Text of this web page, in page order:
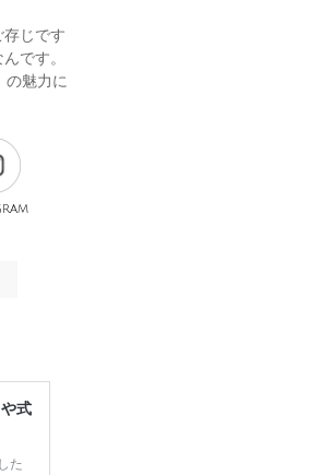
じです
です。
の魅力に
式
た